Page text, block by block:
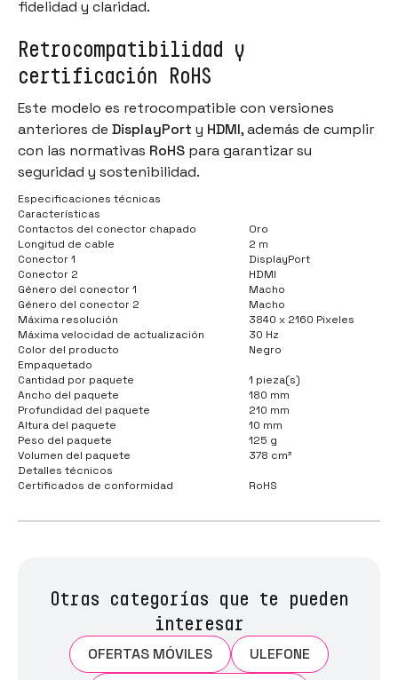
fidelidad y claridad.
Retrocompatibilidad y
certificación RoHS
Este modelo es retrocompatible con versiones
anteriores de DisplayPort y HDMI, además de cumplir
con las normativas RoHS para garantizar su
seguridad y sostenibilidad.
Especificaciones técnicas
Características
Contactos del conector chapado
Oro
Longitud de cable
2 m
Conector 1
DisplayPort
Conector 2
HDMI
Género del conector 1
Macho
Género del conector 2
Macho
Máxima resolución
3840 x 2160 Pixeles
Máxima velocidad de actualización
30 Hz
Color del producto
Negro
Empaquetado
Cantidad por paquete
1 pieza(s)
Ancho del paquete
180 mm
Profundidad del paquete
210 mm
Altura del paquete
10 mm
Peso del paquete
125 g
Volumen del paquete
378 cm³
Detalles técnicos
Certificados de conformidad
RoHS
Otras categorías que te pueden
interesar
OFERTAS MÓVILES ULEFONE